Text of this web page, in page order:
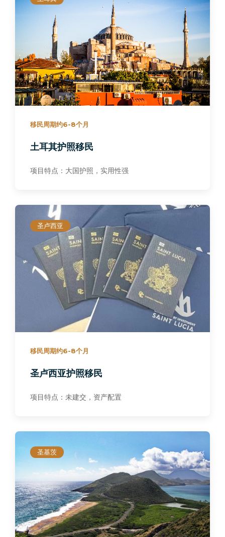
移民周期约6-8个月
土耳其护照移民
项目特点：大国护照，实用性强
圣卢西亚
移民周期约6-8个月
圣卢西亚护照移民
项目特点：未建交，资产配置
圣基茨